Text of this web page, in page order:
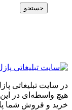
جستجو
در سایت تبلیغاتی
هیچ واسطه‌ای در
خرید و فروشِ شما